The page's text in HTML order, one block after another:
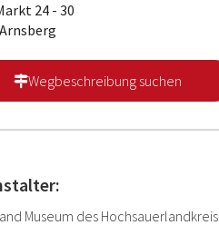
24 - 30
Wegbeschreibung suchen
Museum des Hochsauerlandkreis